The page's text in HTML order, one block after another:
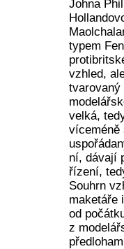
Johna
typem
vzhled,
tvarovaný
velká,
víceméně
ní, dávají
řízení,
Souhrn
maketáře
od
z